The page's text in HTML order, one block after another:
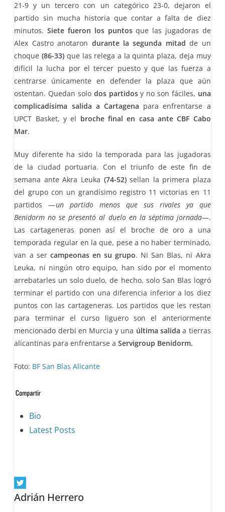
21-9 y un tercero con un categórico 23-0, dejaron el
partido sin mucha historia que contar a falta de diez
minutos.Siete fueron los puntosque las jugadoras de
Alex Castro anotaron durante la segunda mitad de un
choque(86-33) que las relega a la quinta plaza, deja muy
difícil la lucha por el tercer puesto y que las fuerza a
centrarse únicamente en defender la plaza que aún
ostentan. Quedan solo dos partidosy no son fáciles, una
complicadísima salida a Cartagena para enfrentarse a
UPCT Basket, y el broche final en casa ante CBF Cabo
Mar.
Muy diferente ha sido la temporada para las jugadoras
de la ciudad portuaria. Con el triunfo de este fin de
semana ante Akra Leuka (74-52)sellan la primera plaza
del grupo con un grandísimo registro 11 victorias en 11
partidos —un partido menos que sus rivales ya que
Benidorm no se presentó al duelo en la séptima jornada—.
Las cartageneras ponen así el broche de oro a una
temporada regular en la que, pese a no haber terminado,
van a ser campeonas en su grupo. Ni San Blas, ni Akra
Leuka, ni ningún otro equipo, han sido por el momento
arrebatarles un solo duelo, de hecho, solo San Blas logró
terminar el partido con una diferencia inferior a los diez
puntos con las cartageneras. Los partidos que les restan
para terminar el curso liguero son el anteriormente
mencionado derbi en Murcia y una última salida a tierras
alicantinas para enfrentarse aServigroup Benidorm.
Foto: BF San Blas Alicante
The
following
content
below.
Bio
Latest Posts
Adrián Herrero